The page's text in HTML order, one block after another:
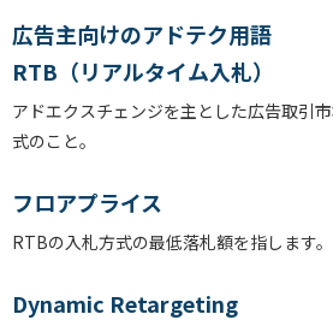
広告主向けのアドテク用語
RTB（リアルタイム入札）
アドエクスチェンジを主とした広告取引
式のこと。
フロアプライス
RTBの入札方式の最低落札額を指します。
Dynamic Retargeting